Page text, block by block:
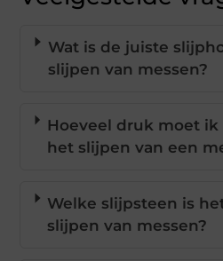
Wat is de juiste
slijpen van messen?
Hoeveel druk moet
het slijpen van een
Welke slijpsteen is
slijpen van messen?